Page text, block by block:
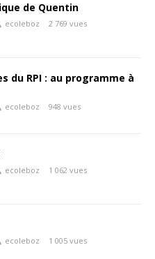
de Quentin
ecoleboz 2 769 vues
du RPI : au programme à
ecoleboz 948 vues
ecoleboz 1 062 vues
ecoleboz 1 005 vues